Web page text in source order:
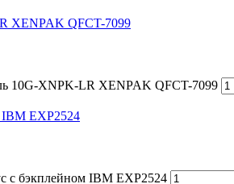
XENPAK QFCT-7099
10G-XNPK-LR XENPAK QFCT-7099
EXP2524
с бэкплейном IBM EXP2524